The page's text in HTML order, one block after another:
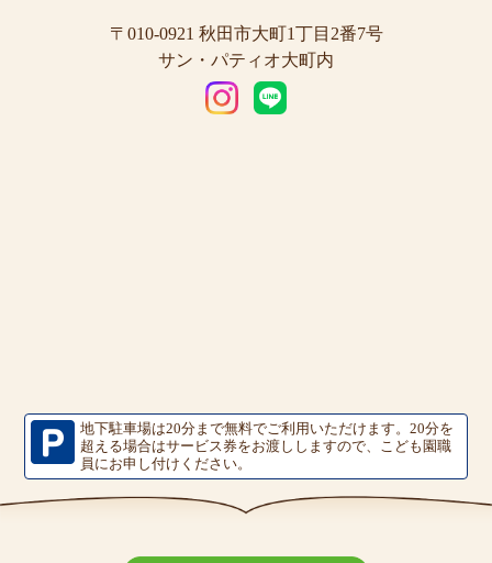
〒010-0921 秋田市大町1丁目2番7号
サン・パティオ大町内
地下駐車場は20分まで無料でご利用いただけます。20分を
超える場合はサービス券をお渡ししますので、こども園職
員にお申し付けください。